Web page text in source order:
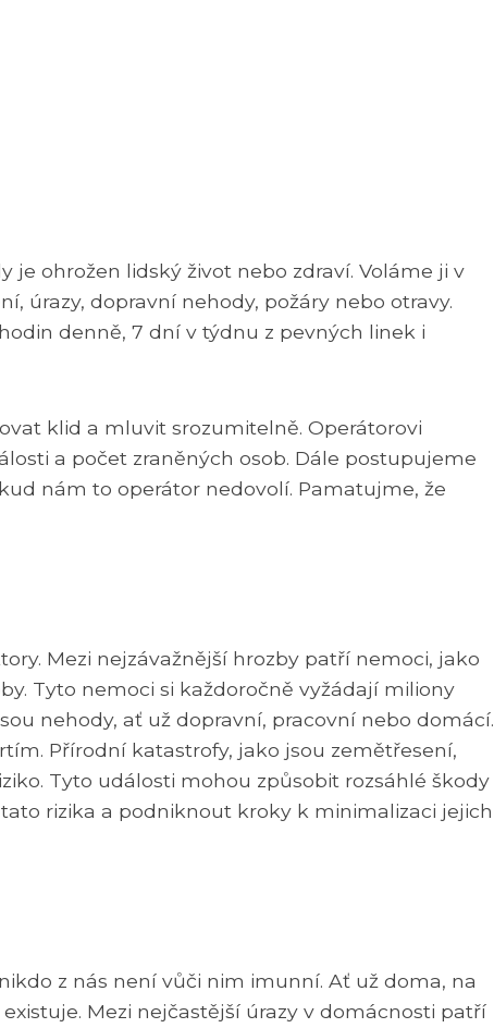
je ohrožen lidský život nebo zdraví. Voláme ji v
úrazy, dopravní nehody, požáry nebo otravy.
denně, 7 dní v týdnu z pevných linek i
klid a mluvit srozumitelně. Operátorovi
a počet zraněných osob. Dále postupujeme
nám to operátor nedovolí. Pamatujme, že
Mezi nejzávažnější hrozby patří nemoci, jako
Tyto nemoci si každoročně vyžádají miliony
nehody, ať už dopravní, pracovní nebo domácí.
Přírodní katastrofy, jako jsou zemětřesení,
Tyto události mohou způsobit rozsáhlé škody
rizika a podniknout kroky k minimalizaci jejich
z nás není vůči nim imunní. Ať už doma, na
Mezi nejčastější úrazy v domácnosti patří